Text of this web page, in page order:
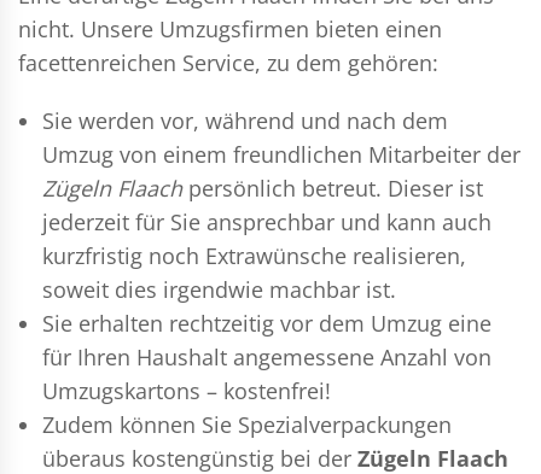
nicht. Unsere Umzugsfirmen bieten einen
facettenreichen Service, zu dem gehören:
Sie werden vor, während und nach dem
Umzug von einem freundlichen Mitarbeiter der
Zügeln Flaachpersönlich betreut. Dieser ist
jederzeit für Sie ansprechbar und kann auch
kurzfristig noch Extrawünsche realisieren,
soweit dies irgendwie machbar ist.
Sie erhalten rechtzeitig vor dem Umzug eine
für Ihren Haushalt angemessene Anzahl von
Umzugskartons – kostenfrei!
Zudem können Sie Spezialverpackungen
überaus kostengünstig bei der Zügeln Flaach